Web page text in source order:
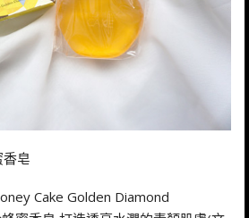
皂
Cake Golden Diamond